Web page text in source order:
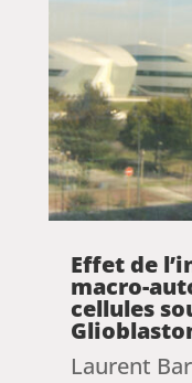
Effet de
macro-
cellules
Laurent